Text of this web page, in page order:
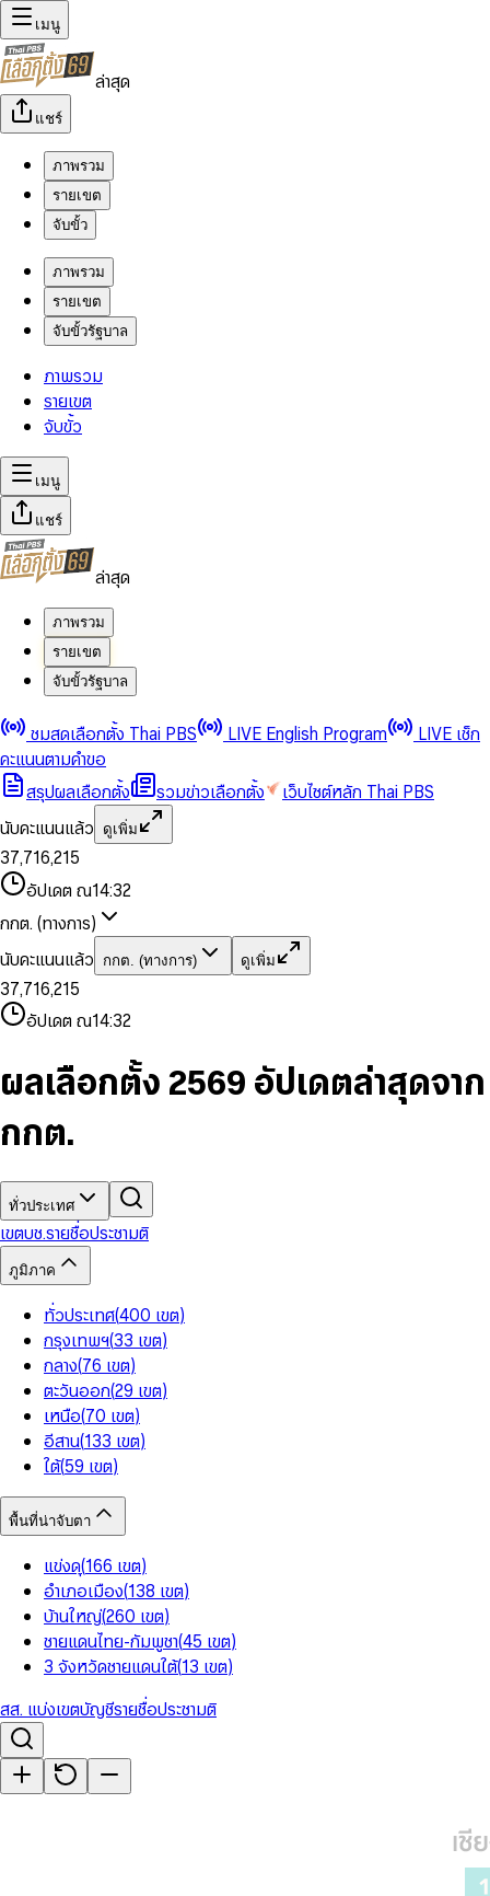
เมนู
ล่าสุด
แชร์
ภาพรวม
รายเขต
จับขั้ว
ภาพรวม
รายเขต
จับขั้วรัฐบาล
ภาพรวม
รายเขต
จับขั้ว
เมนู
แชร์
ล่าสุด
ภาพรวม
รายเขต
จับขั้วรัฐบาล
ชมสดเลือกตั้ง Thai PBS LIVE English Program
LIVE เช็ก
คะแนนตามคำขอ
สรุปผลเลือกตั้ง
รวมข่าวเลือกตั้ง
เว็บไซต์หลัก Thai PBS
นับคะแนนแล้ว
ดูเพิ่ม
0
1
2
3
4
5
6
8
9
0
1
2
3
4
5
6
7
8
9
,
0
1
2
4
6
7
8
9
0
1
2
3
4
5
6
7
8
9
0
1
3
5
6
7
8
9
,
1
2
4
5
7
8
9
0
1
3
4
6
7
8
9
0
2
3
4
5
7
8
อัปเดต ณ14:32
กกต. (ทางการ)
นับคะแนนแล้ว
กกต. (ทางการ) ดูเพิ่ม
0
1
2
3
4
5
7
8
0
1
2
4
5
6
7
8
9
,
0
1
2
4
6
7
8
9
0
1
2
3
5
6
8
9
0
1
3
5
6
7
8
,
1
2
4
6
7
9
0
1
3
5
6
8
9
0
2
3
4
5
7
9
อัปเดต ณ14:32
ผลเลือกตั้ง 2569 อัปเดตล่าสุดจาก
กกต.
ทั่วประเทศ
เขตบช.รายชื่อประชามติ
ภูมิภาค
ทั่วประเทศ(400 เขต)
กรุงเทพฯ(33 เขต)
กลาง(76 เขต)
ตะวันออก(29 เขต)
เหนือ(70 เขต)
อีสาน(133 เขต)
ใต้(59 เขต)
พื้นที่น่าจับตา
แข่งดุ(166 เขต)
อำเภอเมือง(138 เขต)
บ้านใหญ่(260 เขต)
ชายแดนไทย-กัมพูชา(45 เขต)
3 จังหวัดชายแดนใต้(13 เขต)
สส. แบ่งเขตบัญชีรายชื่อประชามติ